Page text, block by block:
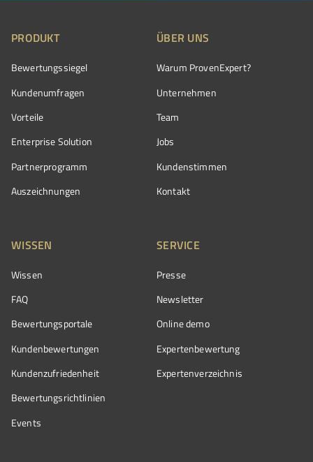
PRODUKT
Bewertungssiegel
Kundenumfragen
Vorteile
Enterprise Solution
Partnerprogramm
Auszeichnungen
ÜBER UNS
Warum ProvenExpert?
Unternehmen
Team
Jobs
Kundenstimmen
Kontakt
WISSEN
Wissen
FAQ
Bewertungsportale
Kundenbewertungen
Kundenzufriedenheit
Bewertungs­richtlinien
Events
SERVICE
Presse
Newsletter
Online demo
Expertenbewertung
Expertenverzeichnis